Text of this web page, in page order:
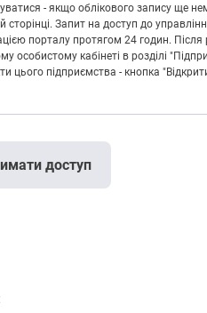
- якщо облікового запису ще
сторінці. Запит на доступ до
порталу протягом 24 годин.
особистому кабінеті в розділі
цього підприємства - кнопка
доступ